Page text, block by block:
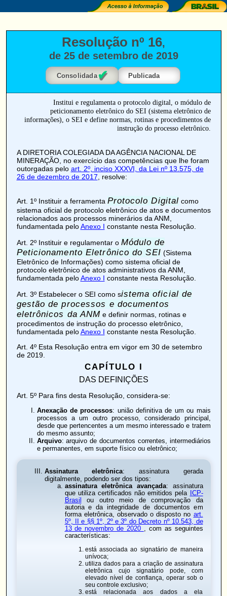
Resolução nº 16,
de 25 de setembro de 2019
Consolidada✔ Publicada
Institui e regulamenta o protocolo digital, o módulo de
peticionamento eletrônico do SEI (sistema eletrônico de
informações), o SEI e define normas, rotinas e procedimentos de
instrução do processo eletrônico.
A DIRETORIA COLEGIADA DA AGÊNCIA NACIONAL DE
MINERAÇÃO, no exercício das competências que lhe foram
outorgadas pelo art. 2º, inciso XXXVI, da Lei nº 13.575, de
26 de dezembro de 2017 , resolve:
Art. 1ºInstituir a ferramenta Protocolo Digital como
sistema oficial de protocolo eletrônico de atos e documentos
relacionados aos processos minerários da ANM,
fundamentada peloAnexo I constante nesta Resolução.
Art. 2ºInstituir e regulamentar o Módulo de
Peticionamento Eletrônico do SEI (Sistema
Eletrônico de Informações) como sistema oficial de
protocolo eletrônico de atos administrativos da ANM,
fundamentada peloAnexo I constante nesta Resolução.
Art. 3ºEstabelecer o SEI como sistema oficial de
gestão de processos e documentos
eletrônicos da ANM e definir normas, rotinas e
procedimentos de instrução do processo eletrônico,
fundamentada peloAnexo I constante nesta Resolução.
Art. 4ºEsta Resolução entra em vigor em 30 de setembro
de 2019.
CAPÍTULO I
DAS DEFINIÇÕES
Art. 5ºPara fins desta Resolução, considera-se:
Anexação de processos: união definitiva de um ou mais
processos a um outro processo, considerado principal,
desde que pertencentes a um mesmo interessado e tratem
do mesmo assunto;
Arquivo: arquivo de documentos correntes, intermediários
e permanentes, em suporte físico ou eletrônico;
Assinatura eletrônica: assinatura gerada
digitalmente, podendo ser dos tipos:
assinatura eletrônica avançada: assinatura
que utiliza certificados não emitidos pela
ICP-
Brasil
ou outro meio de comprovação da
autoria e da integridade de documentos em
forma eletrônica, observado o disposto no art.
5º, II e §§ 1º, 2º e 3º do Decreto nº 10.543, de
13 de novembro de 2020 , com as seguintes
características:
está associada ao signatário de maneira
unívoca;
utiliza dados para a criação de assinatura
eletrônica cujo signatário pode, com
elevado nível de confiança, operar sob o
seu controle exclusivo;
está relacionada aos dados a ela